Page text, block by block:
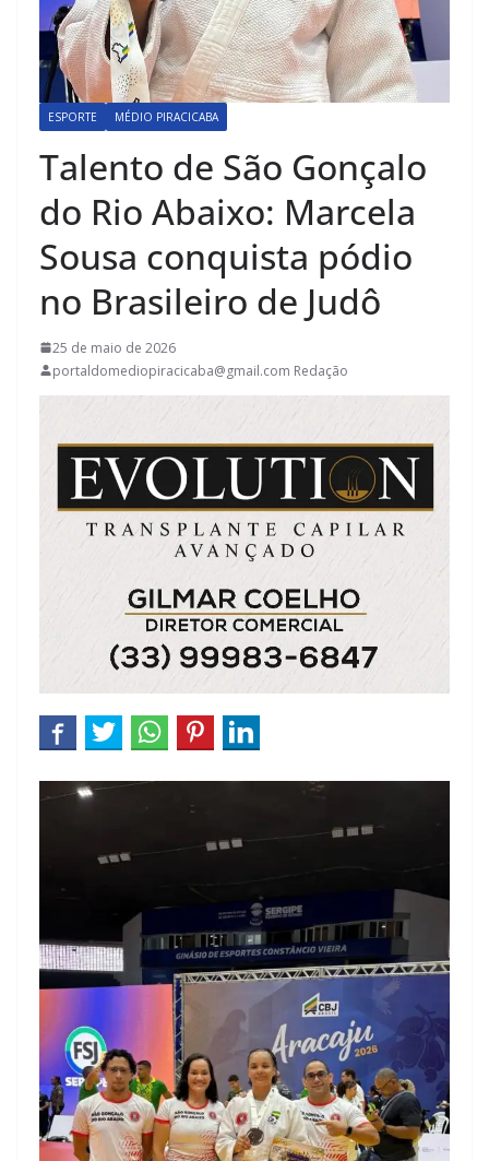
ESPORTE MÉDIO PIRACICABA
Talento de São Gonçalo
do Rio Abaixo: Marcela
Sousa conquista pódio
no Brasileiro de Judô
25 de maio de 2026
portaldomediopiracicaba@gmail.com Redação